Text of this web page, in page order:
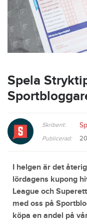
Spela
Skribent:
Publicerad:
I helgen är det
lördagens kupong
League och
med oss på
köpa en andel på